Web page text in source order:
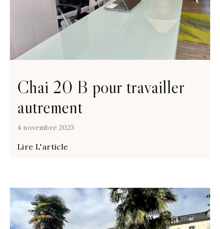
Chai 20 B pour travailler
autrement
4 novembre 2023
Lire L'article